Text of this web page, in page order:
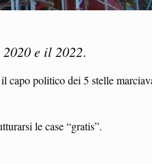
e il 2022.
capo politico dei 5 stelle
le case “gratis”.